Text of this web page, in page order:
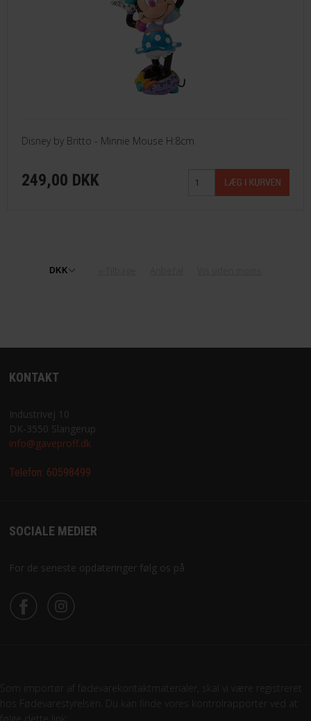
Disney by Britto - Minnie Mouse H:8cm
249,00 DKK
KONTAKT
Industrivej 10
DK-3550 Slangerup
info@gaveproff.dk
Telefon: 60598499
SOCIALE MEDIER
For de seneste opdateringer følg os på
Som importør af fødevarekontaktmaterialer, skal vi være registreret
hos Fødevarestyrelsen. Du kan finde vores kontrolrapporter ved at